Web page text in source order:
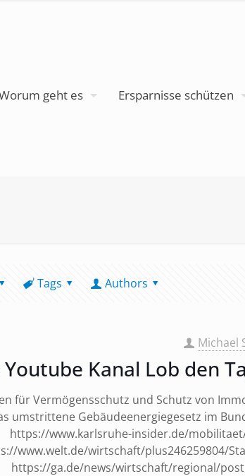
geht es Ersparnisse schützen
Tags Authors
Michael
Kanal Lob den
für Vermögensschutz und Schutz von
umstrittene Gebäudeenergiegesetz im
https://www.karlsruhe-insider.de/
www.welt.de/wirtschaft/plus246259804/
https://ga.de/news/wirtschaft/regional/